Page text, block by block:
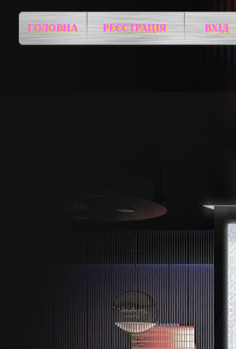
ГОЛОВНА РЕЄСТРАЦІЯ ВХІД